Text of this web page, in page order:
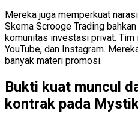
Mereka juga memperkuat
Skema Scrooge Trading
komunitas investasi privat. Tim
YouTube, dan Instagram.
banyak materi promosi.
Bukti kuat muncul
kontrak pada